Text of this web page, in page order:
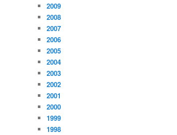
2009
2008
2007
2006
2005
2004
2003
2002
2001
2000
1999
1998